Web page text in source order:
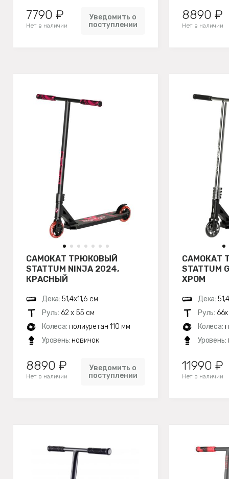
7790 ₽
Нет в наличии
Уведомить о
поступлении
8890 ₽
Нет в наличии
САМОКАТ ТРЮКОВЫЙ
STATTUM NINJA 2024,
КРАСНЫЙ
Дека: 51,4х11,6 см
Руль: 62 х 55 см
Колеса: полиуретан 110 мм
Уровень: новичок
8890 ₽
Нет в наличии
Уведомить о
поступлении
САМОКАТ
STATTUM
ХРОМ
Дека:
Руль:
Колеса:
Уровень:
11990 ₽
Нет в наличии